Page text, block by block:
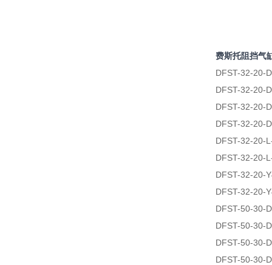
费斯托阻挡气
DFST-32-20-
DFST-32-20-
DFST-32-20-
DFST-32-20-
DFST-32-20-
DFST-32-20-
DFST-32-20-
DFST-32-20-
DFST-50-30-
DFST-50-30-
DFST-50-30-
DFST-50-30-